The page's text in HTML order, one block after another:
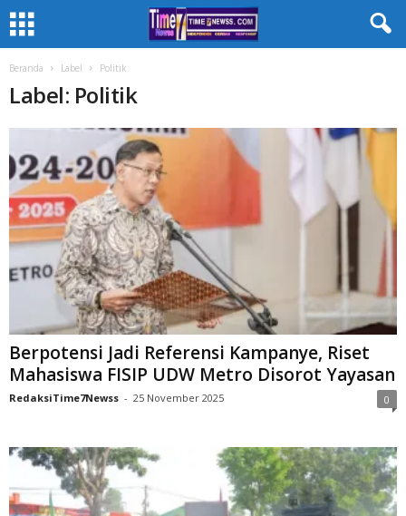
Beranda Label Politik
Label: Politik
Berpotensi Jadi Referensi Kampanye, Riset
Mahasiswa FISIP UDW Metro Disorot Yayasan
RedaksiTime7Newss - 25 November 2025 0